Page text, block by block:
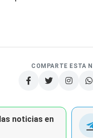
COMPARTE ESTA
noticias en